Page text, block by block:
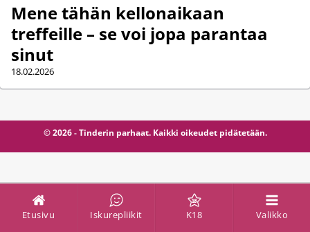
Etusivu Iskurepliikit K18 Valikko
Mene tähän kellonaikaan
treffeille – se voi jopa parantaa
sinut
18.02.2026
© 2026 - Tinderin parhaat. Kaikki oikeudet pidätetään.